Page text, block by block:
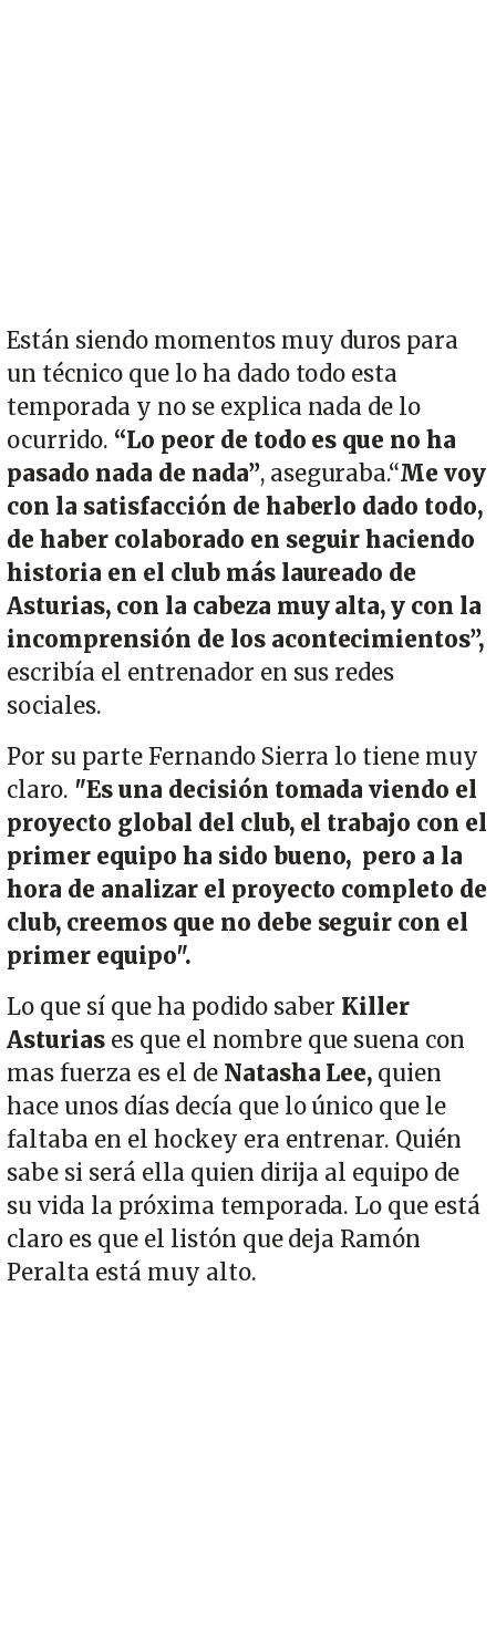
Están siendo momentos muy duros para
un técnico que lo ha dado todo esta
temporada y no se explica nada de lo
ocurrido. “Lo peor de todo es que no ha
pasado nada de nada”, aseguraba.“Me voy
con la satisfacción de haberlo dado todo,
de haber colaborado en seguir haciendo
historia en el club más laureado de
Asturias, con la cabeza muy alta, y con la
incomprensión de los acontecimientos”,
escribía el entrenador en sus redes
sociales.
Por su parte Fernando Sierra lo tiene muy
claro. "Es una decisión tomada viendo el
proyecto global del club, el trabajo con el
primer equipo ha sido bueno, pero a la
hora de analizar el proyecto completo de
club, creemos que no debe seguir con el
primer equipo".
Lo que sí que ha podido saber Killer
Asturias es que el nombre que suena con
mas fuerza es el de Natasha Lee, quien
hace unos días decía que lo único que le
faltaba en el hockey era entrenar. Quién
sabe si será ella quien dirija al equipo de
su vida la próxima temporada. Lo que está
claro es que el listón que deja Ramón
Peralta está muy alto.